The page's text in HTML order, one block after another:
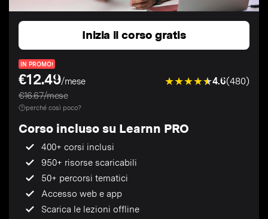
Inizia il corso gratis
IN PROMO!
€12.49/mese
€16.67/mese
4.6(480)
perché così poco?
Corso incluso su Learnn PRO
400+ corsi inclusi
950+ risorse scaricabili
50+ percorsi tematici
Accesso web e app
Scarica le lezioni offline